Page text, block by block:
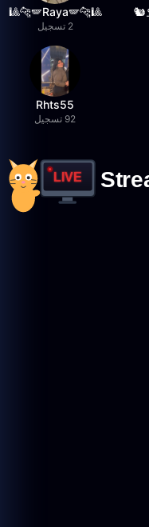
🎱🐆🪽Raya🪽🐆🎱
2 تسجيل
Rhts55
92 تسجيل